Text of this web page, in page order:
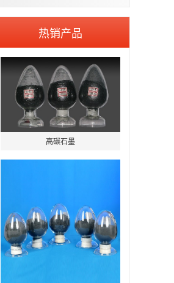
热销产品
高碳石墨